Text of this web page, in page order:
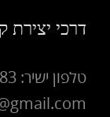
דרכי יצירת
טלפון ישיר: 052-5657183